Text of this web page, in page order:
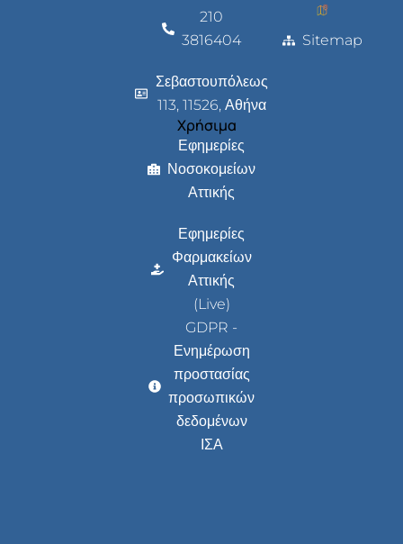
210
3816404
Σεβαστουπόλεως
113, 11526, Αθήνα
Χρήσιμα
Εφημερίες
Νοσοκομείων
Αττικής
Εφημερίες
Φαρμακείων
Αττικής
(Live)
GDPR -
Ενημέρωση
προστασίας
προσωπικών
δεδομένων
ΙΣΑ
Sitemap